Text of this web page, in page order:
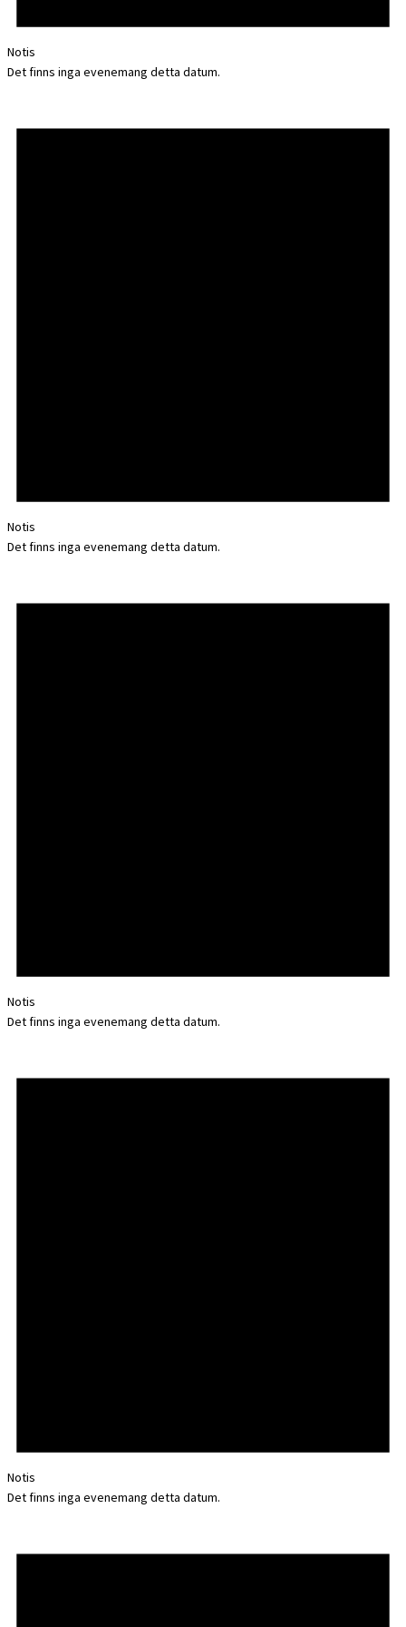
Notis
Det finns inga evenemang detta datum.
Notis
Det finns inga evenemang detta datum.
Notis
Det finns inga evenemang detta datum.
Notis
Det finns inga evenemang detta datum.